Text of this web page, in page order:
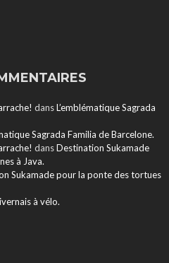
dansL’emblématique Sagrada
Sagrada Familia de Barcelone.
dansDestination Sukamade
à Java.
Sukamade pour la ponte des tortues
à vélo.